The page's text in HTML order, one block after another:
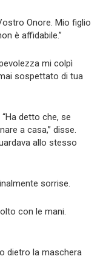
Onore. Mio figlio
è affidabile.”
mi colpì
sospettato di tua
detto che, se
a casa,” disse.
allo stesso
sorrise.
con le mani.
dietro la maschera